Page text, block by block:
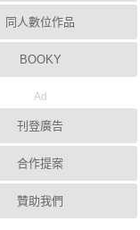
同人數位作品
BOOKY
Ad
刊登廣告
合作提案
贊助我們